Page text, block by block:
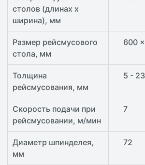
столов (длинах x
ширина), мм
Размер рейсмусового
стола, мм
600
Толщина
рейсмусования, мм
5 -
Скорость подачи при
рейсмусовании, м/мин
7
Диаметр шпинделея,
мм
72